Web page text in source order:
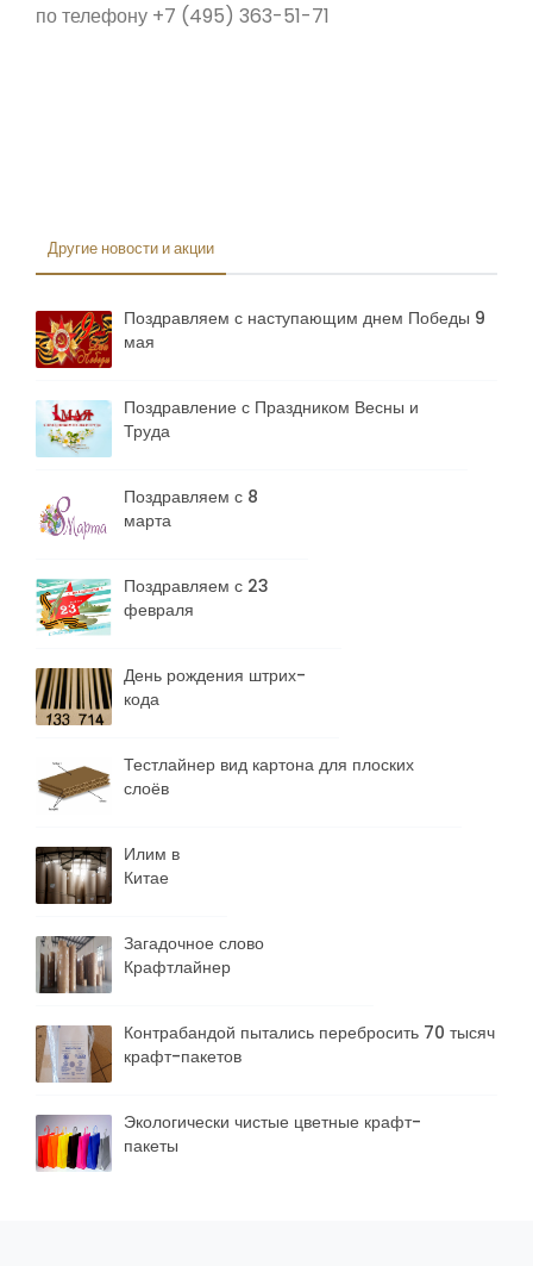
по телефону +7 (495) 363-51-71
Другие новости и акции
Поздравляем с наступающим днем Победы 9
мая
Поздравление с Праздником Весны и
Труда
Поздравляем с 8
марта
Поздравляем с 23
февраля
День рождения штрих-
кода
Тестлайнер вид картона для плоских
слоёв
Илим в
Китае
Загадочное слово
Крафтлайнер
Контрабандой пытались перебросить 70 тысяч
крафт-пакетов
Экологически чистые цветные крафт-
пакеты